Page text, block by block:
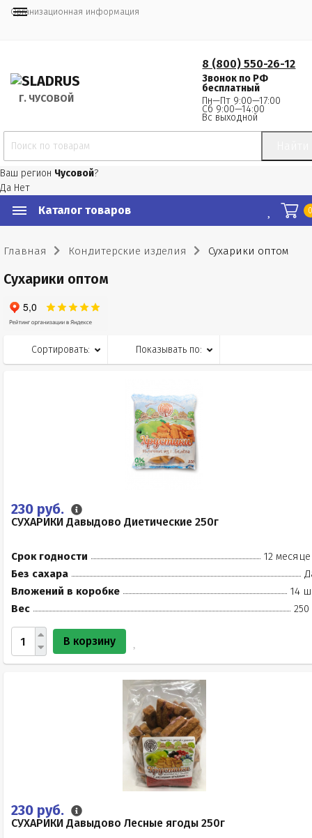
Организационная информация
Г. ЧУСОВОЙ
8 (800) 550-26-12
Звонок по РФ
бесплатный
Пн—Пт 9:00—17:00
Сб 9:00—14:00
Вс выходной
Ваш регион Чусовой?
Да Нет
Каталог товаров
Главная Кондитерские изделия Сухарики оптом
Сухарики оптом
Сортировать: Показывать по:
230 руб.
СУХАРИКИ Давыдово Диетические 250г
Срок годности
12
Без сахара
Вложений в коробке
14
Вес
250
В корзину
230 руб.
СУХАРИКИ Давыдово Лесные ягоды 250г